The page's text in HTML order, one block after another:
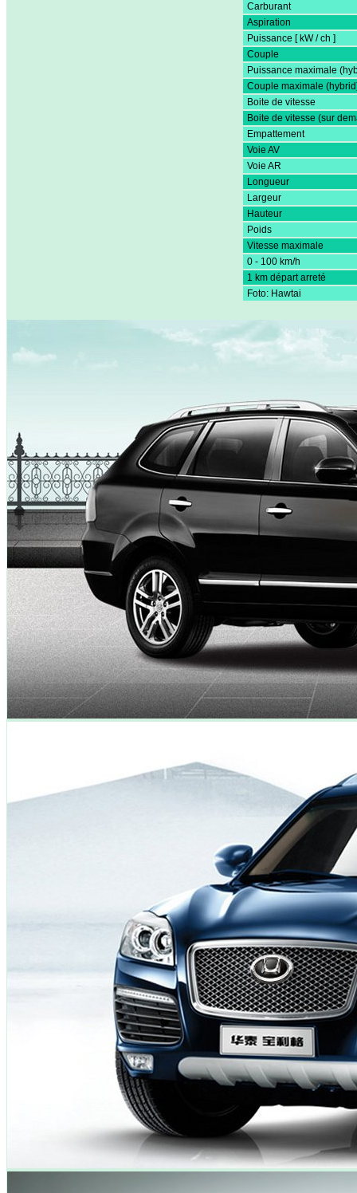
Carburant
Aspiration
Puissance [ kW / ch ]
Couple
Puissance maximale
Couple maximale
Boite de vitesse
Boite de vitesse (sur
Empattement
Voie AV
Voie AR
Longueur
Largeur
Hauteur
Poids
Vitesse maximale
0 - 100 km/h
1 km départ arreté
Foto: Hawtai